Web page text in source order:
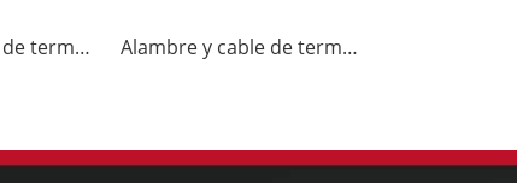
Alambre y cable de termopar K-FF Alambre y cable de termopar J-GG